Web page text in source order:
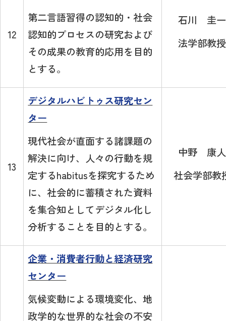
12
第二言語習得の認知的・社会
認知的プロセスの研究および
その成果の教育的応用を目的
とする。
石川 圭一
法学部教授
13
デジタルハビトゥス研究セン
ター
現代社会が直面する諸課題の
解決に向け、人々の行動を規
定するhabitusを探究するため
に、社会的に蓄積された資料
を集合知としてデジタル化し
分析することを目的とする。
中野 康人
社会学部教
企業・消費者行動と経済研究
センター
気候変動による環境変化、地
政学的な世界的な社会の不安